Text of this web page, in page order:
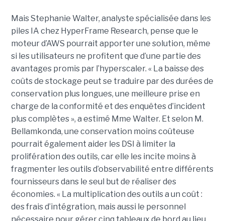
Mais Stephanie Walter, analyste spécialisée dans les
piles IA chez HyperFrame Research, pense que le
moteur d’AWS pourrait apporter une solution, même
si les utilisateurs ne profitent que d’une partie des
avantages promis par l’hyperscaler. « La baisse des
coûts de stockage peut se traduire par des durées de
conservation plus longues, une meilleure prise en
charge de la conformité et des enquêtes d’incident
plus complètes », a estimé Mme Walter. Et selon M.
Bellamkonda, une conservation moins coûteuse
pourrait également aider les DSI à limiter la
prolifération des outils, car elle les incite moins à
fragmenter les outils d’observabilité entre différents
fournisseurs dans le seul but de réaliser des
économies. « La multiplication des outils a un coût :
des frais d’intégration, mais aussi le personnel